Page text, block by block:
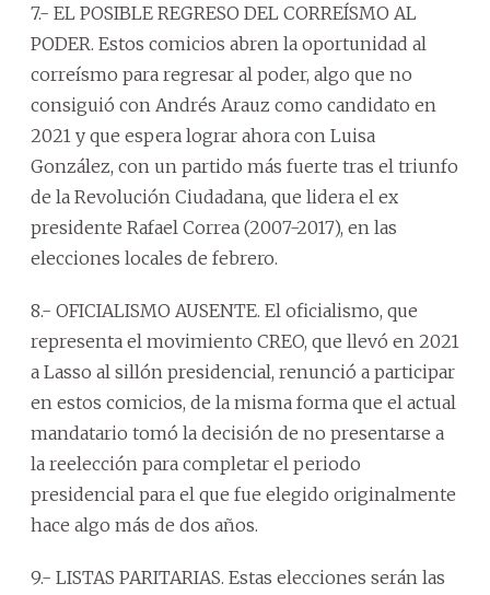
7.- EL POSIBLE REGRESO DEL CORREÍSMO AL
PODER. Estos comicios abren la oportunidad al
correísmo para regresar al poder, algo que no
consiguió con Andrés Arauz como candidato en
2021 y que espera lograr ahora con Luisa
González, con un partido más fuerte tras el triunfo
de la Revolución Ciudadana, que lidera el ex
presidente Rafael Correa (2007-2017), en las
elecciones locales de febrero.
8.- OFICIALISMO AUSENTE. El oficialismo, que
representa el movimiento CREO, que llevó en 2021
a Lasso al sillón presidencial, renunció a participar
en estos comicios, de la misma forma que el actual
mandatario tomó la decisión de no presentarse a
la reelección para completar el periodo
presidencial para el que fue elegido originalmente
hace algo más de dos años.
9.- LISTAS PARITARIAS. Estas elecciones serán las